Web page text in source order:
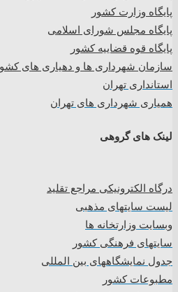
پایگاه وزارت کشور
پایگاه مجلس شورای اسلامی
پایگاه قوه قضاییه کشور
سازمان شهرداری ها و دهیاری های
استانداری تهران
همیاری شهرداری های تهران
لینک های گروهی
درگاه الکترونیکی مراجع تقلید
لیست سایتهای مذهبی
وبسایت وزارتخانه ها
سایتهای فرهنگی کشور
جدول نمایشگاههای بین المللی
مطبوعات کشور